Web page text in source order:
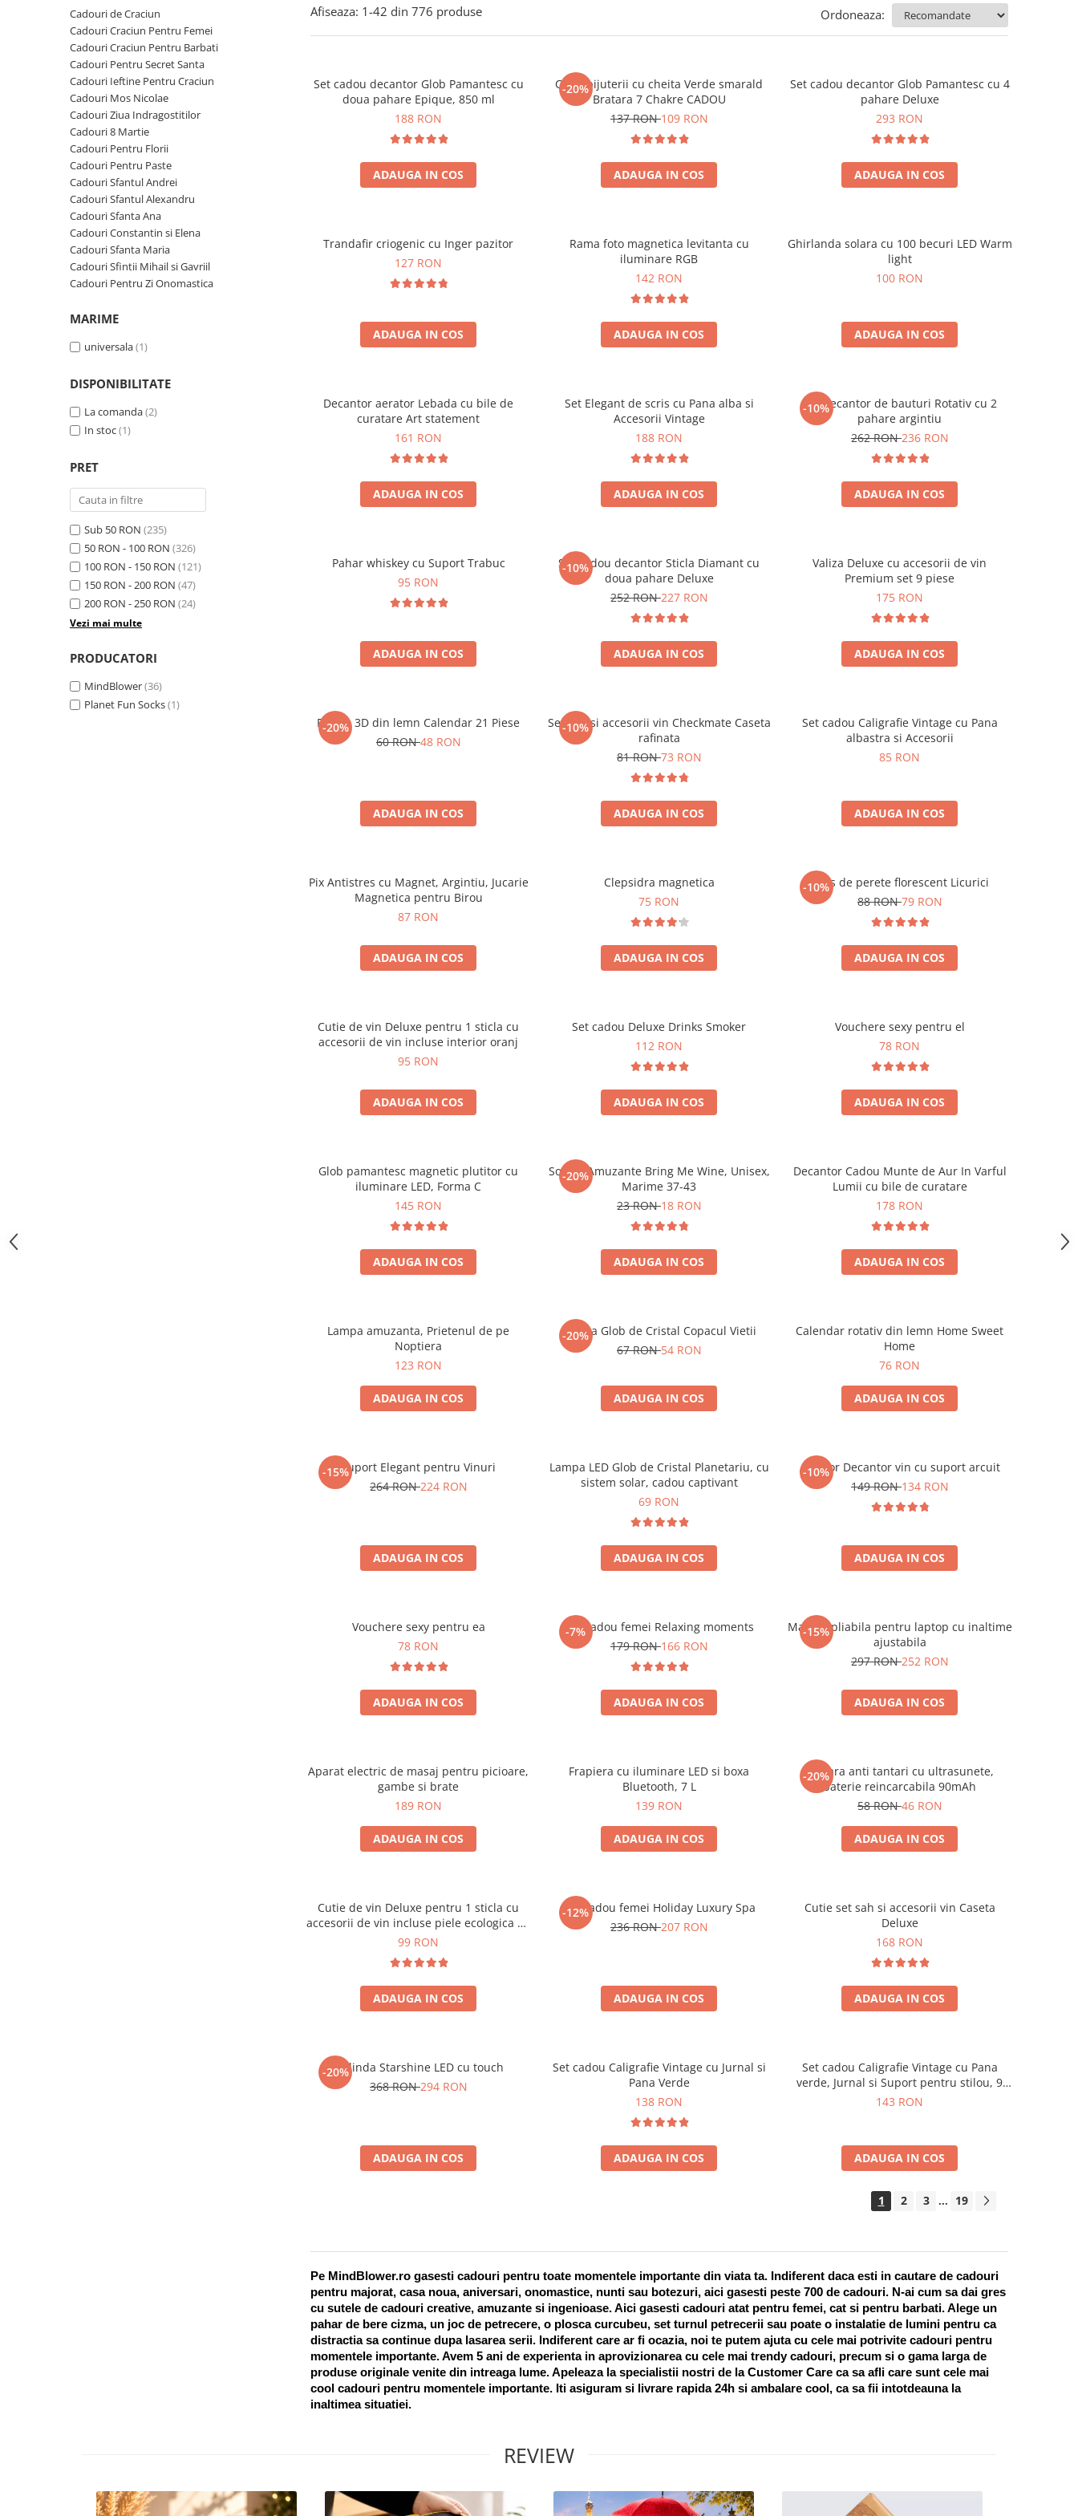
Cadouri Fete
Pentru Copilul din tine
Cadouri Haioase
Cadouri de Casa Noua
Cadouri Majorat
Cadouri pentru Nasi
Cadouri pentru Bunici
Cadouri pentru Prieteni
Cadouri pentru Sefi
Cel ce are tot
Cadouri Nunta si Cununie civila
Cani si Termosuri
Jocuri si Puzzle
Produse pentru Calatorie
Seturi de caligrafie
Cadouri Sfantul Alexandru
Cadouri Sfanta Ana
Cadouri Constantin si Elena
Cadouri Sfanta Maria
Cadouri Sfintii Mihail si Gavriil
Cadouri de Craciun
Cadouri Craciun Pentru Femei
Cadouri Craciun Pentru Barbati
Cadouri Pentru Secret Santa
Cadouri Ieftine Pentru Craciun
Cadouri Mos Nicolae
Cadouri Ziua Indragostitilor
Cadouri 8 Martie
Cadouri Pentru Florii
Cadouri Pentru Paste
Cadouri Sfantul Andrei
Cadouri Sfantul Alexandru
Cadouri Sfanta Ana
Cadouri Constantin si Elena
Cadouri Sfanta Maria
Cadouri Sfintii Mihail si Gavriil
Cadouri Pentru Zi Onomastica
MARIME
universala(1)
DISPONIBILITATE
La comanda(2)
In stoc(1)
PRET
Sub 50 RON (235)
50 RON - 100 RON (326)
100 RON - 150 RON (121)
150 RON - 200 RON (47)
200 RON - 250 RON (24)
Vezi mai multe
PRODUCATORI
MindBlower(36)
Planet Fun Socks(1)
Afiseaza: 1-42 din 776 produse Ordoneaza:
Set cadou decantor Glob Pamantesc cu
doua pahare Epique, 850 ml
188 RON
ADAUGA IN COS
-20%
Cutie bijuterii cu cheita Verde smarald
Bratara 7 Chakre CADOU
137 RON109 RON
ADAUGA IN COS
Set cadou decantor Glob Pamantesc cu 4
pahare Deluxe
293 RON
ADAUGA IN COS
Trandafir criogenic cu Inger pazitor
127 RON
ADAUGA IN COS
Rama foto magnetica levitanta cu
iluminare RGB
142 RON
ADAUGA IN COS
Ghirlanda solara cu 100 becuri LED Warm
light
100 RON
ADAUGA IN COS
Decantor aerator Lebada cu bile de
curatare Art statement
161 RON
ADAUGA IN COS
Set Elegant de scris cu Pana alba si
Accesorii Vintage
188 RON
ADAUGA IN COS
-10%
Set Decantor de bauturi Rotativ cu 2
pahare argintiu
262 RON236 RON
ADAUGA IN COS
Pahar whiskey cu Suport Trabuc
95 RON
ADAUGA IN COS
-10%
Set cadou decantor Sticla Diamant cu
doua pahare Deluxe
252 RON227 RON
ADAUGA IN COS
Valiza Deluxe cu accesorii de vin
Premium set 9 piese
175 RON
ADAUGA IN COS
-20%
Puzzle 3D din lemn Calendar 21 Piese
60 RON48 RON
ADAUGA IN COS
-10%
Set sah si accesorii vin Checkmate Caseta
rafinata
81 RON73 RON
ADAUGA IN COS
Set cadou Caligrafie Vintage cu Pana
albastra si Accesorii
85 RON
ADAUGA IN COS
Pix Antistres cu Magnet, Argintiu, Jucarie
Magnetica pentru Birou
87 RON
ADAUGA IN COS
Clepsidra magnetica
75 RON
ADAUGA IN COS
-10%
Ceas de perete florescent Licurici
88 RON79 RON
ADAUGA IN COS
Cutie de vin Deluxe pentru 1 sticla cu
accesorii de vin incluse interior oranj
95 RON
ADAUGA IN COS
Set cadou Deluxe Drinks Smoker
112 RON
ADAUGA IN COS
Vouchere sexy pentru el
78 RON
ADAUGA IN COS
Glob pamantesc magnetic plutitor cu
iluminare LED, Forma C
145 RON
ADAUGA IN COS
-20%
Sosete Amuzante Bring Me Wine, Unisex,
Marime 37-43
23 RON18 RON
ADAUGA IN COS
Decantor Cadou Munte de Aur In Varful
Lumii cu bile de curatare
178 RON
ADAUGA IN COS
Lampa amuzanta, Prietenul de pe
Noptiera
123 RON
ADAUGA IN COS
-20%
Lampa Glob de Cristal Copacul Vietii
67 RON54 RON
ADAUGA IN COS
Calendar rotativ din lemn Home Sweet
Home
76 RON
ADAUGA IN COS
-15%Suport Elegant pentru Vinuri
264 RON224 RON
ADAUGA IN COS
Lampa LED Glob de Cristal Planetariu, cu
sistem solar, cadou captivant
69 RON
ADAUGA IN COS
-10%
Aerator Decantor vin cu suport arcuit
149 RON134 RON
ADAUGA IN COS
Vouchere sexy pentru ea
78 RON
ADAUGA IN COS
-7%
Set cadou femei Relaxing moments
179 RON166 RON
ADAUGA IN COS
-15%
Masuta pliabila pentru laptop cu inaltime
ajustabila
297 RON252 RON
ADAUGA IN COS
Aparat electric de masaj pentru picioare,
gambe si brate
189 RON
ADAUGA IN COS
Frapiera cu iluminare LED si boxa
Bluetooth, 7 L
139 RON
ADAUGA IN COS
-20%
Bratara anti tantari cu ultrasunete,
baterie reincarcabila 90mAh
58 RON46 RON
ADAUGA IN COS
Cutie de vin Deluxe pentru 1 sticla cu
accesorii de vin incluse piele ecologica de
crocodil
99 RON
ADAUGA IN COS
-12%
Set cadou femei Holiday Luxury Spa
236 RON207 RON
ADAUGA IN COS
Cutie set sah si accesorii vin Caseta
Deluxe
168 RON
ADAUGA IN COS
-20%
Oglinda Starshine LED cu touch
368 RON294 RON
ADAUGA IN COS
Set cadou Caligrafie Vintage cu Jurnal si
Pana Verde
138 RON
ADAUGA IN COS
Set cadou Caligrafie Vintage cu Pana
verde, Jurnal si Suport pentru stilou, 9
piese
143 RON
ADAUGA IN COS
1 2 3 ... 19
Pe MindBlower.ro gasesti cadouri pentru toate momentele importante din viata ta. Indiferent daca esti in cautare de cadouri
pentru majorat, casa noua, aniversari, onomastice, nunti sau botezuri, aici gasesti peste 700 de cadouri. N-ai cum sa dai gres
cu sutele de cadouri creative, amuzante si ingenioase. Aici gasesti cadouri atat pentru femei, cat si pentru barbati. Alege un
pahar de bere cizma, un joc de petrecere, o plosca curcubeu, set turnul petrecerii sau poate o instalatie de lumini pentru ca
distractia sa continue dupa lasarea serii. Indiferent care ar fi ocazia, noi te putem ajuta cu cele mai potrivite cadouri pentru
momentele importante. Avem 5 ani de experienta in aprovizionarea cu cele mai trendy cadouri, precum si o gama larga de
produse originale venite din intreaga lume. Apeleaza la specialistii nostri de la Customer Care ca sa afli care sunt cele mai
cool cadouri pentru momentele importante. Iti asiguram si livrare rapida 24h si ambalare cool, ca sa fii intotdeauna la
inaltimea situatiei.
REVIEW